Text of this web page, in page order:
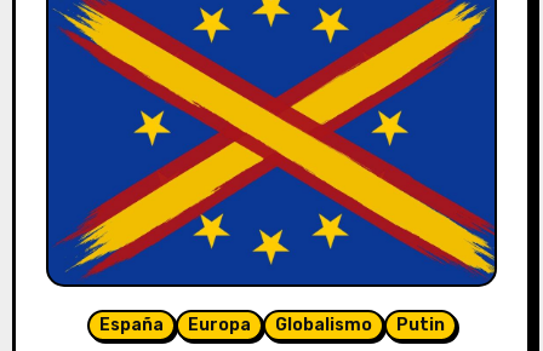
España Europa Globalismo Putin